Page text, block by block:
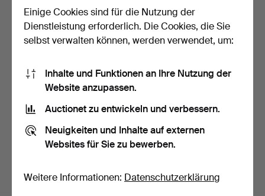
KRONLEUCHTER,
geschmiedet und Glas,
vermut…
6 Tage
32 USD
KRONLEUCHTER, 6-
armig, Modell Maria
Theres…
5 Tage
64 USD
Sie können auch inBeendete Auktionen aus unserem
suchen.
Einige Cookies sind für die Nutzung der
Dienstleistung erforderlich. Die Cookies, die Sie
selbst verwalten können, werden verwendet, um:
Inhalte und Funktionen an Ihre Nutzung der
Website anzupassen.
Auctionet zu entwickeln und verbessern.
Neuigkeiten und Inhalte auf externen
Websites für Sie zu bewerben.
Weitere Informationen: Datenschutzerklärung